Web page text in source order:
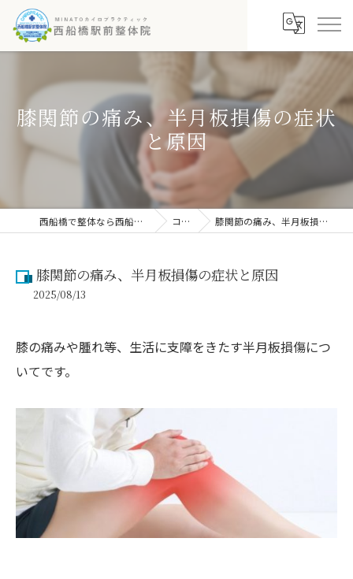
膝関節の痛み、半月板損傷の症状
と原因
西船橋で整体なら西船橋駅前整体院 コラム 膝関節の痛み、半月板損傷の症状と原因
膝関節の痛み、半月板損傷の症状と原因
2025/08/13
膝の痛みや腫れ等、生活に支障をきたす半月板損傷につ
いてです。